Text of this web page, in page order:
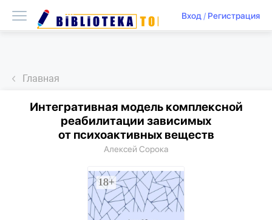
Вход/ Регистрация
Главная
Интегративная модель комплексной
реабилитации зависимых
от психоактивных веществ
Алексей Сорока